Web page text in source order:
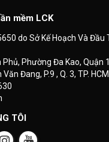
mềm LCK
do Sở Kế Hoạch Và Đầu
Phường Đa Kao, Quận
Đang, P.9 , Q. 3, TP. HCM
TÔI